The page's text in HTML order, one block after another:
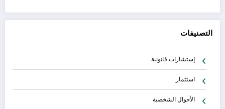
التصنيفات
إستشارات قانونية
استثمار
الأحوال الشخصية